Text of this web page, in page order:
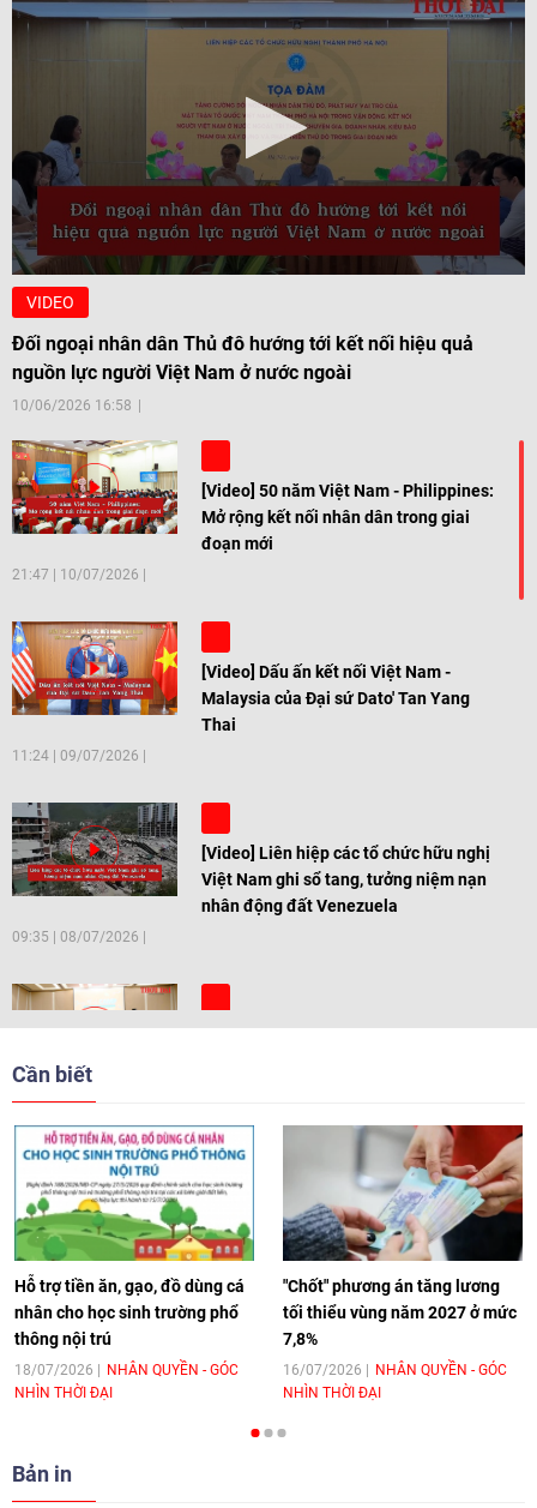
VIDEO
Đối ngoại nhân dân Thủ đô hướng tới kết nối hiệu quả
nguồn lực người Việt Nam ở nước ngoài
10/06/2026 16:58
[Video] 50 năm Việt Nam - Philippines:
Mở rộng kết nối nhân dân trong giai
đoạn mới
21:47 10/07/2026
[Video] Dấu ấn kết nối Việt Nam -
Malaysia của Đại sứ Dato' Tan Yang
Thai
11:24 09/07/2026
[Video] Liên hiệp các tổ chức hữu nghị
Việt Nam ghi sổ tang, tưởng niệm nạn
nhân động đất Venezuela
09:35 08/07/2026
[Video] Trẻ em Đông Á cùng kiến tạo
[Video] Âm nhạc flamenco gắn kết văn
hoá Việt Nam - Tây Ban Nha
11:10 17/06/2026
[Video] Trao tặng Kỷ niệm chương "Vì
hòa bình, hữu nghị giữa các dân tộc"
cho Đại sứ Hungary tại Việt Nam
Cần biết
Hỗ trợ tiền ăn, gạo, đồ dùng cá
nhân cho học sinh trường phổ
thông nội trú
18/07/2026
NHÂN QUYỀN - GÓC
NHÌN THỜI ĐẠI
"Chốt" phương án tăng lương
tối thiểu vùng năm 2027 ở mức
7,8%
16/07/2026
NHÂN QUYỀN - GÓC
NHÌN THỜI ĐẠI
Bản in